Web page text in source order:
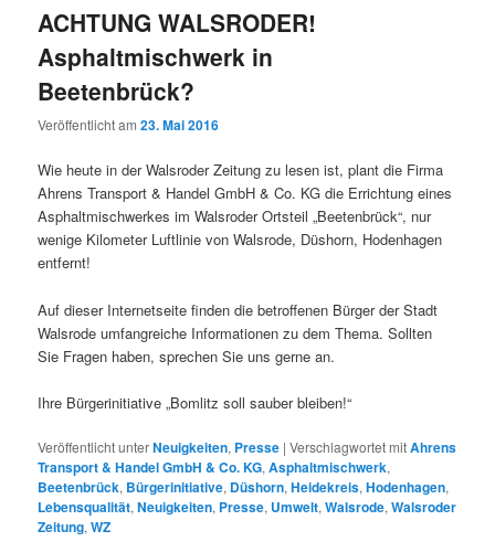
ACHTUNG WALSRODER!
Asphaltmischwerk in
Beetenbrück?
Veröffentlicht am23. Mai 2016
Wie heute in der Walsroder Zeitung zu lesen ist, plant die Firma
Ahrens Transport & Handel GmbH & Co. KG die Errichtung eines
Asphaltmischwerkes im Walsroder Ortsteil „Beetenbrück“, nur
wenige Kilometer Luftlinie von Walsrode, Düshorn, Hodenhagen
entfernt!
Auf dieser Internetseite finden die betroffenen Bürger der Stadt
Walsrode umfangreiche Informationen zu dem Thema. Sollten
Sie Fragen haben, sprechen Sie uns gerne an.
Ihre Bürgerinitiative „Bomlitz soll sauber bleiben!“
Veröffentlicht unterNeuigkeiten, Presse |Verschlagwortet mitAhrens
Transport & Handel GmbH & Co. KG,Asphaltmischwerk,
Beetenbrück, Bürgerinitiative, Düshorn,Heidekreis,Hodenhagen,
Lebensqualität,Neuigkeiten, Presse, Umwelt,Walsrode,Walsroder
Zeitung,WZ